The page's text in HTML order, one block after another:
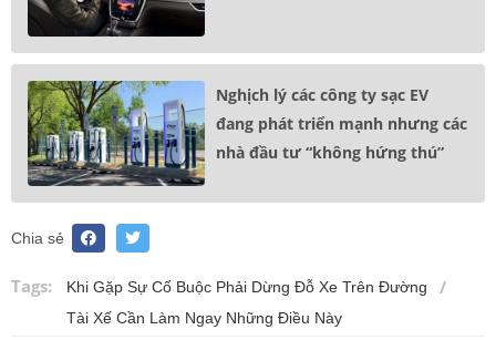
Nghịch lý các công ty sạc EV
đang phát triển mạnh nhưng các
nhà đầu tư “không hứng thú”
Chia sẻ
Tags:
Khi Gặp Sự Cố Buộc Phải Dừng Đỗ Xe Trên Đường
Tài Xế Cần Làm Ngay Những Điều Này